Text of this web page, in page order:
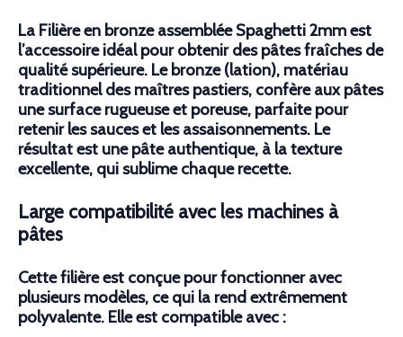
La Filière en bronze assemblée Spaghetti 2mm est
l’accessoire idéal pour obtenir des pâtes fraîches de
qualité supérieure. Le bronze (lation), matériau
traditionnel des maîtres pastiers, confère aux pâtes
une surface rugueuse et poreuse, parfaite pour
retenir les sauces et les assaisonnements. Le
résultat est une pâte authentique, à la texture
excellente, qui sublime chaque recette.
Large compatibilité avec les machines à
pâtes
Cette filière est conçue pour fonctionner avec
plusieurs modèles, ce qui la rend extrêmement
polyvalente. Elle est compatible avec :